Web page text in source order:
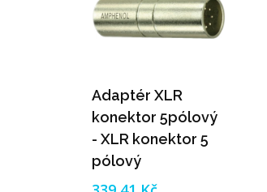
Adaptér XLR
konektor 5pólový
- XLR konektor 5
pólový